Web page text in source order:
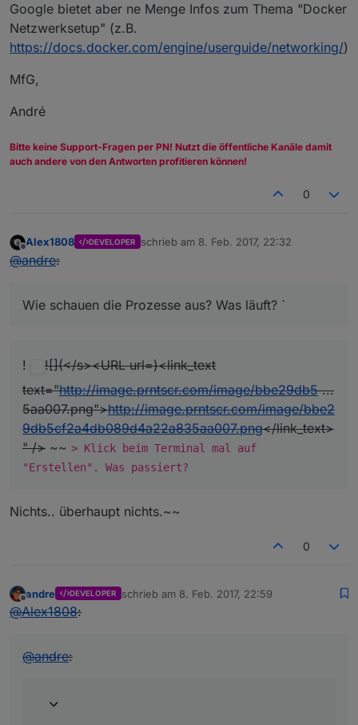
Google bietet aber ne Menge Infos zum Thema "Docker
Netzwerksetup" (z.B.
https://docs.docker.com/engine/userguide/networking/)
MfG,
André
Bitte keine Support-Fragen per PN! Nutzt die öffentliche Kanäle damit
auch andere von den Antworten profitieren können!
0
Offline
Alex1808 DEVELOPER schrieb am 8. Feb. 2017, 22:32
zuletzt editiert von
@andre:
Wie schauen die Prozesse aus? Was läuft? `
!
![](</s><URL url=)<link_text
text="http://image.prntscr.com/image/bbe29db5...
5aa007.png">http://image.prntscr.com/image/bbe2
9db5cf2a4db089d4a22a835aa007.png</link_text>
" /> ~~ > Klick beim Terminal mal auf
"Erstellen". Was passiert?
Nichts.. überhaupt nichts.~~
0
Offline
andre DEVELOPER schrieb am 8. Feb. 2017, 22:59
zuletzt editiert von
@Alex1808:
@andre: